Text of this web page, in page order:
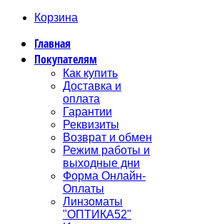
Корзина
Главная
Покупателям
Как купить
Доставка и
оплата
Гарантии
Реквизиты
Возврат и обмен
Режим работы и
выходные дни
Форма Онлайн-
Оплаты
Линзоматы
"ОПТИКА52"